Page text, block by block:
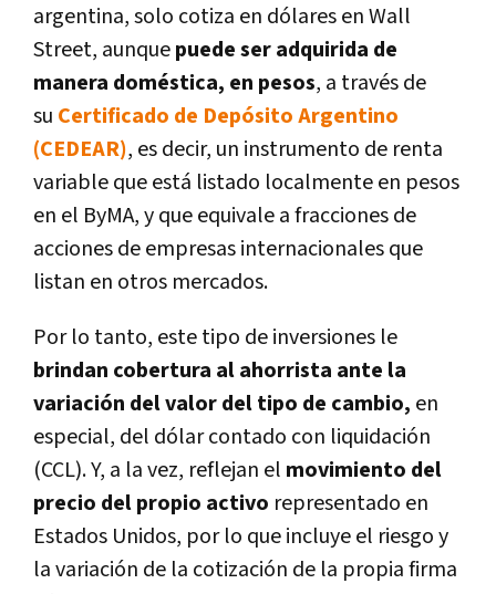
argentina, solo cotiza en dólares en Wall
Street, aunquepuede ser adquirida de
manera doméstica, en pesos, a través de
su Certificado de Depósito Argentino
(CEDEAR), es decir, un instrumento de renta
variable que está listado localmente en pesos
en el ByMA, y que equivale a fracciones de
acciones de empresas internacionales que
listan en otros mercados.
Por lo tanto, este tipo de inversiones le
brindan cobertura al ahorrista ante la
variación del valor del tipo de cambio, en
especial, del dólar contado con liquidación
(CCL). Y, a la vez, reflejan el movimiento del
precio del propio activo representado en
Estados Unidos, por lo que incluye el riesgo y
la variación de la cotización de la propia firma